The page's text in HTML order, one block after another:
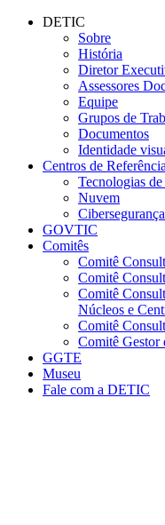
Conteúdo principal
DETIC
Sobre
História
Diretor
Assessores
Equipe
Grupos de
Documentos
Identidade
Centros de Referência
Tecnologias
Nuvem
Cibersegurança
GOVTIC
Comitês
Comitê
Comitê
Comitê
Núcleos e
Comitê
Comitê Gestor
GGTE
Museu
Fale com a DETIC